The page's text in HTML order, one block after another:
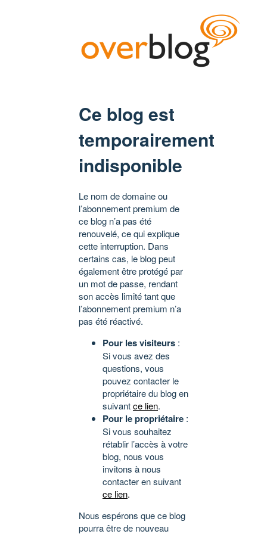
Ce blog est
temporairement
indisponible
Le nom de domaine ou
l’abonnement premium de
ce blog n’a pas été
renouvelé, ce qui explique
cette interruption. Dans
certains cas, le blog peut
également être protégé par
un mot de passe, rendant
son accès limité tant que
l’abonnement premium n’a
pas été réactivé.
Pour les visiteurs :
Si vous avez des
questions, vous
pouvez contacter le
propriétaire du blog en
suivantce lien.
Pour le propriétaire :
Si vous souhaitez
rétablir l’accès à votre
blog, nous vous
invitons à nous
contacter en suivant
ce lien.
Nous espérons que ce blog
pourra être de nouveau